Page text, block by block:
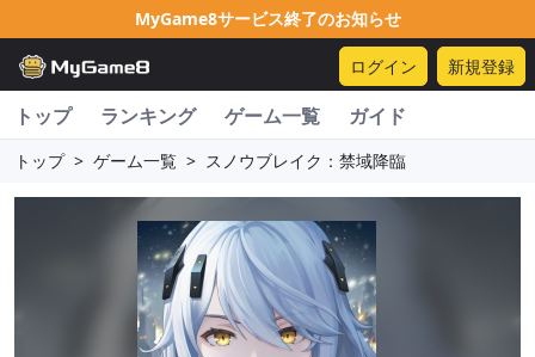
MyGame8サービス終了のお知らせ
ログイン 新規登録
トップ ランキング ゲーム一覧 ガイド
トップ > ゲーム一覧 > スノウブレイク：禁域降臨